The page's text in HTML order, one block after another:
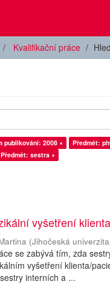
Kvalifikační práce
publikování: 2008 × Předmět:
Předmět: sestra ×
vyšetření
(Jihočeská univerzita
se zabývá tím, zda
vyšetření klienta/
interních a ...